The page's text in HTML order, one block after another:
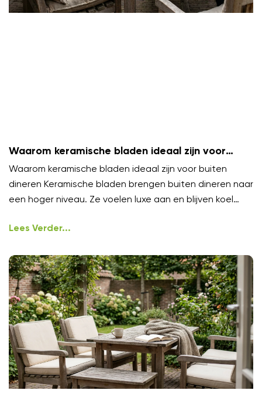
Waarom keramische bladen ideaal zijn voor
buiten dineren
Waarom keramische bladen ideaal zijn voor buiten
dineren Keramische bladen brengen buiten dineren naar
een hoger niveau. Ze voelen luxe aan en blijven koel
Lees Verder...